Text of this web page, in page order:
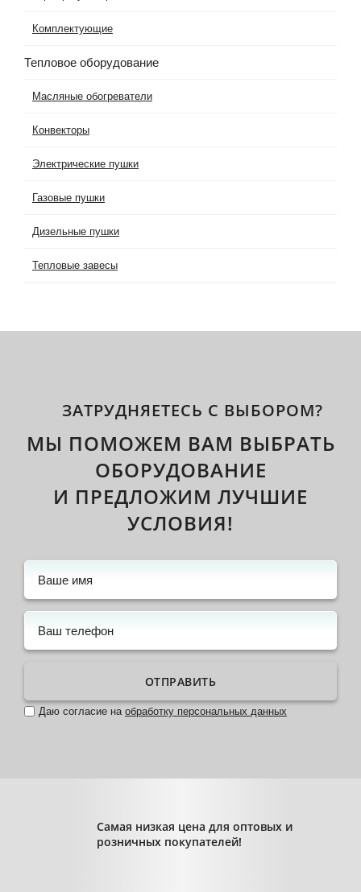
Комплектующие
Тепловое оборудование
Масляные обогреватели
Конвекторы
Электрические пушки
Газовые пушки
Дизельные пушки
Тепловые завесы
ЗАТРУДНЯЕТЕСЬ С ВЫБОРОМ?
МЫ ПОМОЖЕМ ВАМ ВЫБРАТЬ
ОБОРУДОВАНИЕ
И ПРЕДЛОЖИМ ЛУЧШИЕ
УСЛОВИЯ!
ОТПРАВИТЬ
Даю согласие на обработку персональных данных
Самая низкая цена для оптовых и
розничных покупателей!